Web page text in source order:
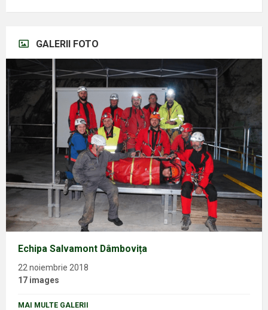
GALERII FOTO
Echipa Salvamont Dâmbovița
22 noiembrie 2018
17 images
MAI MULTE GALERII